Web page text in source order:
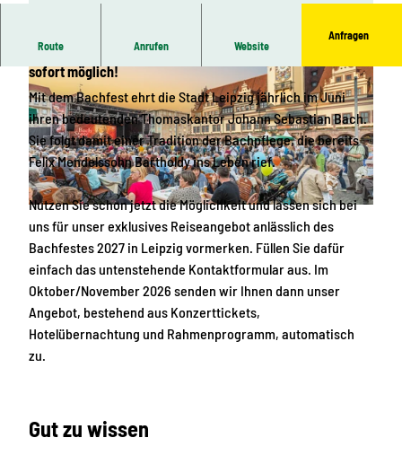
B
a
c
h
-
D
e
n
k
m
v
© www.pkfotografie.com, Philipp Kirschner | KI-optimiert | CC-BY
Route Anrufen Website
Anfragen
Bachfest Leipzig vom 10. - 20. Juni 2027 - Vormerkungen ab
sofort möglich!
Mit dem Bachfest ehrt die Stadt Leipzig jährlich im Juni
ihren bedeutenden Thomaskantor Johann Sebastian Bach.
Sie folgt damit einer Tradition der Bachpflege, die bereits
Felix Mendelssohn Bartholdy ins Leben rief.
Nutzen Sie schon jetzt die Möglichkeit und lassen sich bei
uns für unser exklusives Reiseangebot anlässlich des
Bachfestes 2027 in Leipzig vormerken. Füllen Sie dafür
einfach das untenstehende Kontaktformular aus. Im
Oktober/November 2026 senden wir Ihnen dann unser
Angebot, bestehend aus Konzerttickets,
Hotelübernachtung und Rahmenprogramm, automatisch
zu.
Gut zu wissen